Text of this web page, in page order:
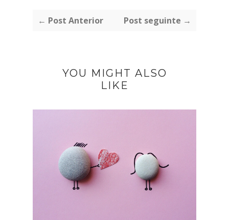
← Post Anterior Post seguinte →
YOU MIGHT ALSO
LIKE